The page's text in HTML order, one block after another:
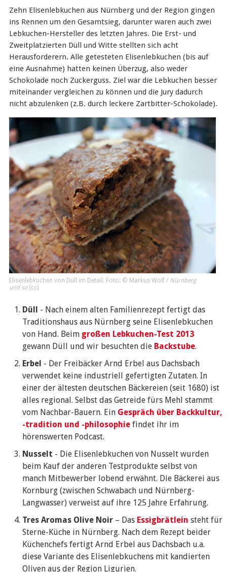
Zehn Elisenlebkuchen aus Nürnberg und der Region gingen
ins Rennen um den Gesamtsieg, darunter waren auch zwei
Lebkuchen-Hersteller des letzten Jahres. Die Erst- und
Zweitplatzierten Düll und Witte stellten sich acht
Herausforderern. Alle getesteten Elisenlebkuchen (bis auf
eine Ausnahme) hatten keinen Überzug, also weder
Schokolade noch Zuckerguss. Ziel war die Lebkuchen besser
miteinander vergleichen zu können und die Jury dadurch
nicht abzulenken (z.B. durch leckere Zartbitter-Schokolade).
Elisenlebkuchen von Düll im Detail. Foto: © Markus Wolf / Nürnberg
und so(cc)
Düll - Nach einem alten Familienrezept fertigt das
Traditionshaus aus Nürnberg seine Elisenlebkuchen
von Hand. Beim großen Lebkuchen-Test 2013
gewann Düll und wir besuchten die Backstube.
Erbel - Der Freibäcker Arnd Erbel aus Dachsbach
verwendet keine industriell gefertigten Zutaten. In
einer der ältesten deutschen Bäckereien (seit 1680) ist
alles regional. Selbst das Getreide fürs Mehl stammt
vom Nachbar-Bauern. Ein Gespräch über Backkultur,
-tradition und -philosophiefindet ihr im
hörenswerten Podcast.
Nusselt - Die Elisenlebkuchen von Nusselt wurden
beim Kauf der anderen Testprodukte selbst von
manch Mitbewerber lobend erwähnt. Die Bäckerei aus
Kornburg (zwischen Schwabach und Nürnberg-
Langwasser) verweist auf ihre 125 Jahre Erfahrung.
Tres Aromas Olive Noir– Das Essigbrätlein steht für
Sterne-Küche in Nürnberg. Nach dem Rezept beider
Küchenchefs fertigt Arnd Erbel aus Dachsbach u.a.
diese Variante des Elisenlebkuchens mit kandierten
Oliven aus der Region Ligurien.